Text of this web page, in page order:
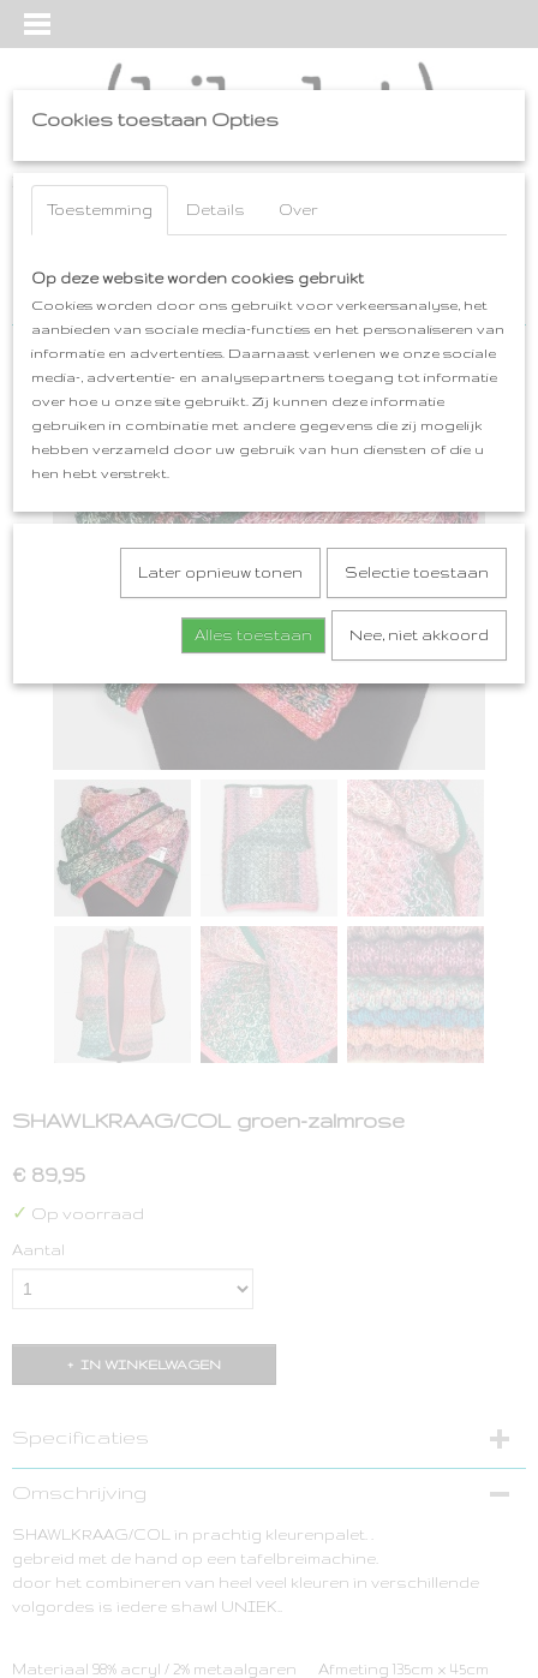
Inloggen Registreren
Home>kleding>SHAWLKRAGEN gebreid>SHAWLKRAAG/COL
groen-zalmrose
SHAWLKRAAG/COL groen-zalmrose
€ 89,95
✓ Op voorraad
Aantal
IN WINKELWAGEN
Specificaties
Bruto gewicht
0,50 Kg
Omschrijving
SHAWLKRAAG/COL in prachtig kleurenpalet. .
gebreid met de hand op een tafelbreimachine.
door het combineren van heel veel kleuren in verschillende
volgordes is iedere shawl UNIEK..
Materiaal 98% acryl / 2% metaalgaren Afmeting 135cm x 45cm
Cookies toestaan Opties
Toestemming Details Over
Op deze website worden cookies gebruikt
Cookies worden door ons gebruikt voor verkeersanalyse, het
aanbieden van sociale media-functies en het personaliseren van
informatie en advertenties. Daarnaast verlenen we onze sociale
media-, advertentie- en analysepartners toegang tot informatie
over hoe u onze site gebruikt. Zij kunnen deze informatie
gebruiken in combinatie met andere gegevens die zij mogelijk
hebben verzameld door uw gebruik van hun diensten of die u
hen hebt verstrekt.
Later opnieuw tonen Selectie toestaan
Alles toestaan Nee, niet akkoord